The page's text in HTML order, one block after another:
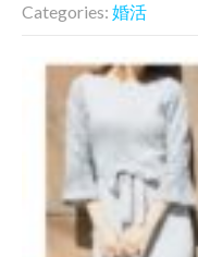
Categories: 婚活